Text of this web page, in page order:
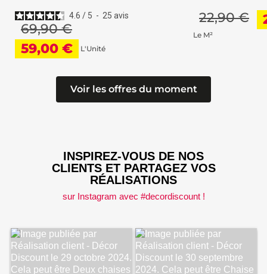
INSPIREZ-VOUS DE NOS
CLIENTS ET PARTAGEZ VOS
RÉALISATIONS
sur Instagram avec #decordiscount !
22,90 € 21,90 €
Le M² 18,90 €
Voir les offres du moment